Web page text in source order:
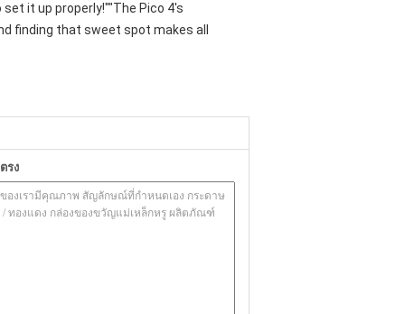
it up properly!""The Pico 4's
finding that sweet spot makes all
รง